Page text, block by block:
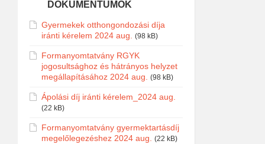
DOKUMENTUMOK
Gyermekek otthongondozási díja
iránti kérelem 2024 aug. (98 kB)
Formanyomtatvány RGYK
jogosultsághoz és hátrányos helyzet
megállapításához 2024 aug. (98 kB)
Ápolási díj iránti kérelem_2024 aug.
(22 kB)
Formanyomtatvány gyermektartásdíj
megelőlegezéshez 2024 aug. (22 kB)